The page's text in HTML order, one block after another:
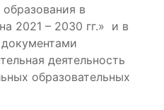
в
2021 – 2030 гг.» и в
деятельность
образовательных